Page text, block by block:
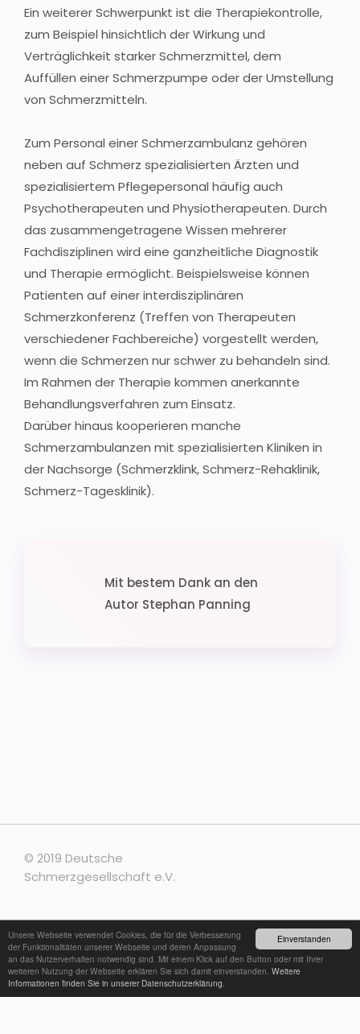
Einverstanden
Unsere Webseite verwendet Cookies, die für die Verbesserung
der Funktionalitäten unserer Webseite und deren Anpassung
an das Nutzerverhalten notwendig sind. Mit einem Klick auf den Button oder mit Ihrer
weiteren Nutzung der Webseite erklären Sie sich damit einverstanden. Weitere
Informationen finden Sie in unserer Datenschutzerklärung.
Ein weiterer Schwerpunkt ist die Therapiekontrolle,
zum Beispiel hinsichtlich der Wirkung und
Verträglichkeit starker Schmerzmittel, dem
Auffüllen einer Schmerzpumpe oder der Umstellung
von Schmerzmitteln.
Zum Personal einer Schmerzambulanz gehören
neben auf Schmerz spezialisierten Ärzten und
spezialisiertem Pflegepersonal häufig auch
Psychotherapeuten und Physiotherapeuten. Durch
das zusammengetragene Wissen mehrerer
Fachdisziplinen wird eine ganzheitliche Diagnostik
und Therapie ermöglicht. Beispielsweise können
Patienten auf einer interdisziplinären
Schmerzkonferenz (Treffen von Therapeuten
verschiedener Fachbereiche) vorgestellt werden,
wenn die Schmerzen nur schwer zu behandeln sind.
Im Rahmen der Therapie kommen anerkannte
Behandlungsverfahren zum Einsatz.
Darüber hinaus kooperieren manche
Schmerzambulanzen mit spezialisierten Kliniken in
der Nachsorge (Schmerzklink, Schmerz-Rehaklinik,
Schmerz-Tagesklinik).
Mit bestem Dank an den
Autor Stephan Panning
© 2019 Deutsche
Schmerzgesellschaft e.V.
Kontakt
Impressum